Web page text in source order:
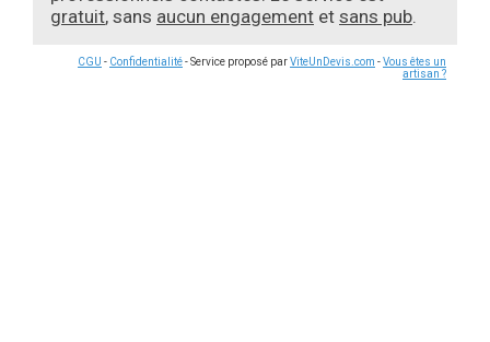
gratuit, sans aucun engagement et sans pub.
CGU - Confidentialité- Service proposé parViteUnDevis.com -Vous êtes un
artisan ?